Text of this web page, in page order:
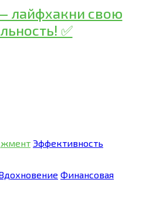
Эффективность
Финансовая